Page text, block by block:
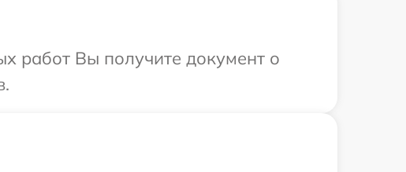
работ Вы получите документ о